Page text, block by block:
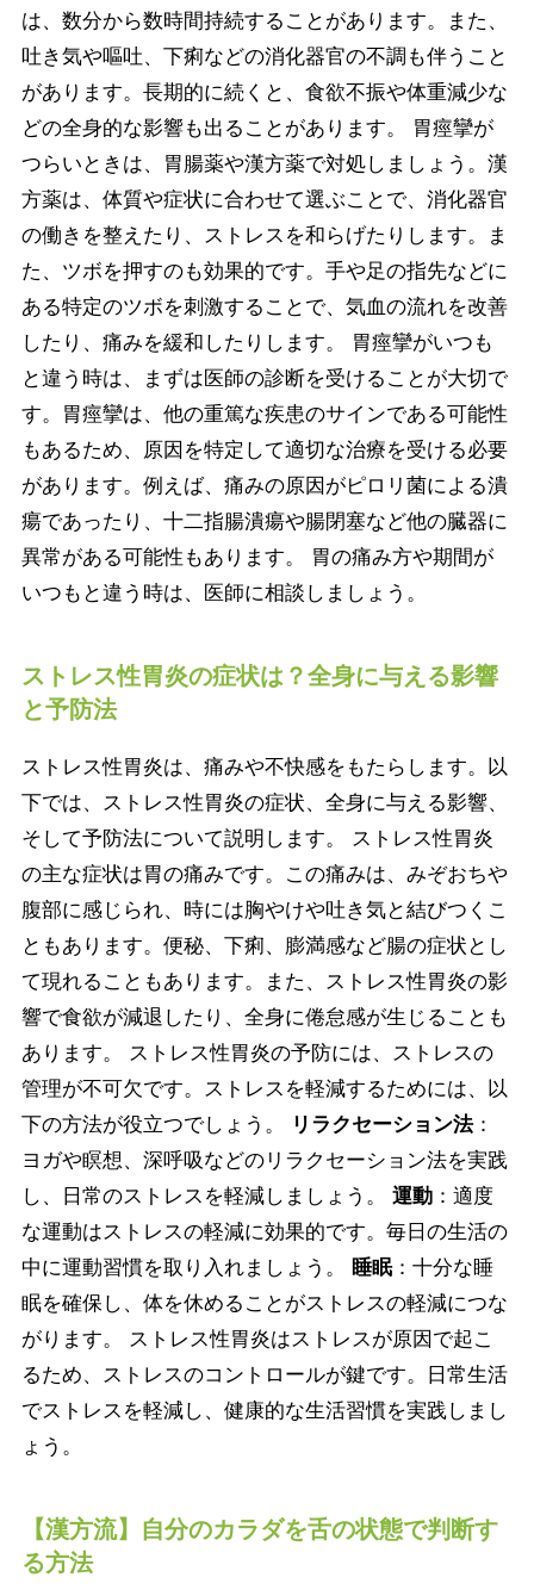
は、数分から数時間持続することがあります。また、
吐き気や嘔吐、下痢などの消化器官の不調も伴うこと
があります。長期的に続くと、食欲不振や体重減少な
どの全身的な影響も出ることがあります。 胃痙攣が
つらいときは、胃腸薬や漢方薬で対処しましょう。漢
方薬は、体質や症状に合わせて選ぶことで、消化器官
の働きを整えたり、ストレスを和らげたりします。ま
た、ツボを押すのも効果的です。手や足の指先などに
ある特定のツボを刺激することで、気血の流れを改善
したり、痛みを緩和したりします。 胃痙攣がいつも
と違う時は、まずは医師の診断を受けることが大切で
す。胃痙攣は、他の重篤な疾患のサインである可能性
もあるため、原因を特定して適切な治療を受ける必要
があります。例えば、痛みの原因がピロリ菌による潰
瘍であったり、十二指腸潰瘍や腸閉塞など他の臓器に
異常がある可能性もあります。 胃の痛み方や期間が
いつもと違う時は、医師に相談しましょう。
ストレス性胃炎の症状は？全身に与える影響
と予防法
ストレス性胃炎は、痛みや不快感をもたらします。以
下では、ストレス性胃炎の症状、全身に与える影響、
そして予防法について説明します。 ストレス性胃炎
の主な症状は胃の痛みです。この痛みは、みぞおちや
腹部に感じられ、時には胸やけや吐き気と結びつくこ
ともあります。便秘、下痢、膨満感など腸の症状とし
て現れることもあります。また、ストレス性胃炎の影
響で食欲が減退したり、全身に倦怠感が生じることも
あります。 ストレス性胃炎の予防には、ストレスの
管理が不可欠です。ストレスを軽減するためには、以
下の方法が役立つでしょう。
リラクセーション法：
ヨガや瞑想、深呼吸などのリラクセーション法を実践
し、日常のストレスを軽減しましょう。 運動：適度
な運動はストレスの軽減に効果的です。毎日の生活の
中に運動習慣を取り入れましょう。
睡眠：十分な睡
眠を確保し、体を休めることがストレスの軽減につな
がります。 ストレス性胃炎はストレスが原因で起こ
るため、ストレスのコントロールが鍵です。日常生活
でストレスを軽減し、健康的な生活習慣を実践しまし
ょう。
【漢方流】自分のカラダを舌の状態で判断す
る方法